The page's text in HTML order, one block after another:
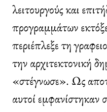
λειτουργούς και
προγραμμάτων
περιέπλεξε τη
την αρχιτεκτονική
«στέγνωσε». Ως
αυτοί εμφανίστηκαν